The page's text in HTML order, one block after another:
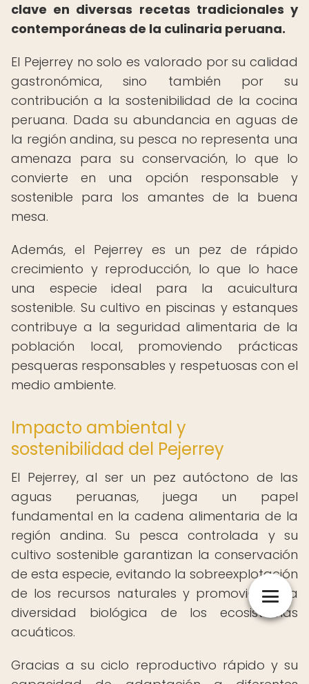
clave en diversas recetas tradicionales y
contemporáneas de la culinaria peruana.
El Pejerrey no solo es valorado por su calidad
gastronómica, sino también por su
contribución a la sostenibilidad de la cocina
peruana. Dada su abundancia en aguas de
la región andina, su pesca no representa una
amenaza para su conservación, lo que lo
convierte en una opción responsable y
sostenible para los amantes de la buena
mesa.
Además, el Pejerrey es un pez de rápido
crecimiento y reproducción, lo que lo hace
una especie ideal para la acuicultura
sostenible. Su cultivo en piscinas y estanques
contribuye a la seguridad alimentaria de la
población local, promoviendo prácticas
pesqueras responsables y respetuosas con el
medio ambiente.
Impacto ambiental y
sostenibilidad del Pejerrey
El Pejerrey, al ser un pez autóctono de las
aguas peruanas, juega un papel
fundamental en la cadena alimentaria de la
región andina. Su pesca controlada y su
cultivo sostenible garantizan la conservación
de esta especie, evitando la sobreexplotación
de los recursos naturales y promoviendo la
diversidad biológica de los ecosistemas
acuáticos.
Gracias a su ciclo reproductivo rápido y su